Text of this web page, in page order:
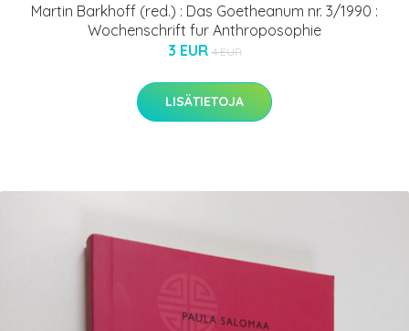
Martin Barkhoff (red.) : Das Goetheanum nr. 3/1990 :
Wochenschrift fur Anthroposophie
3 EUR 4 EUR
LISÄTIETOJA